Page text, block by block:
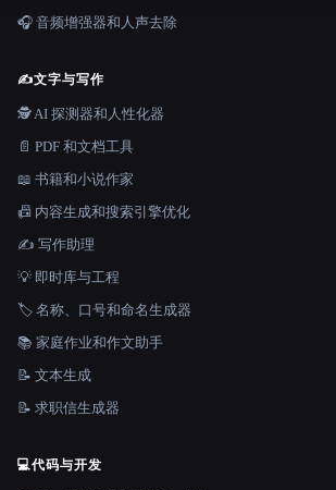
🎧 音频增强器和人声去除
✍️文字与写作
🕵️ AI 探测器和人性化器
📄 PDF 和文档工具
📖 书籍和小说作家
📠 内容生成和搜索引擎优化
✍️ 写作助理
💡 即时库与工程
🏷️ 名称、口号和命名生成器
📚 家庭作业和作文助手
📝 文本生成
📝 求职信生成器
💻代码与开发